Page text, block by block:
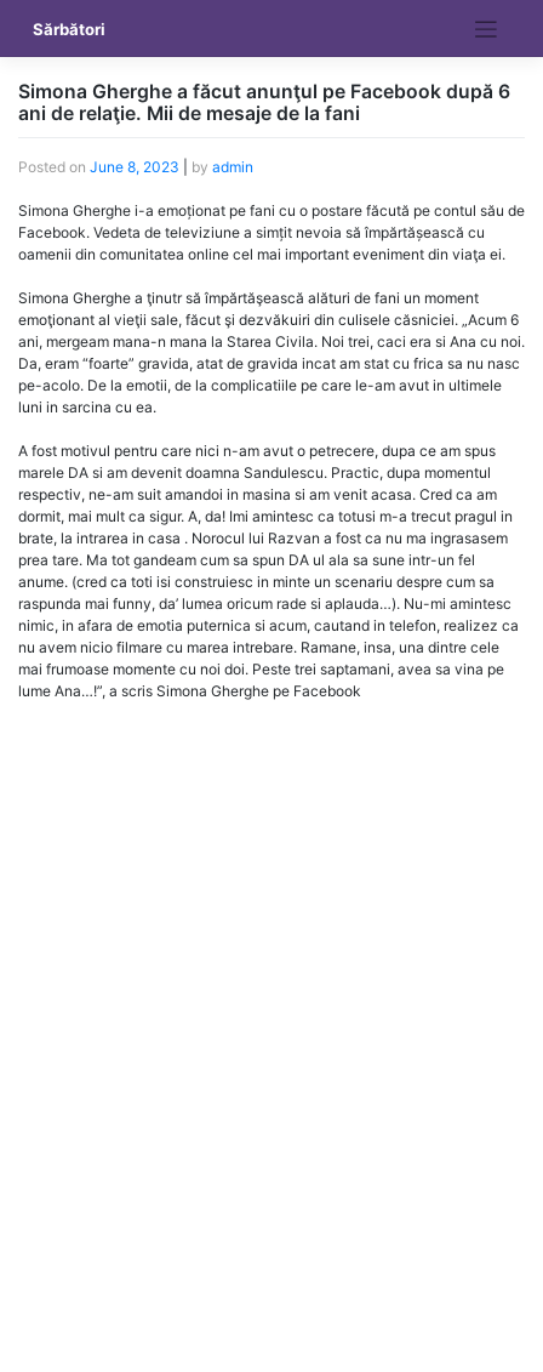
content
Sărbători
Simona Gherghe a făcut anunţul pe Facebook după 6
ani de relaţie. Mii de mesaje de la fani
Posted on June 8, 2023 by admin
Simona Gherghe i-a emoționat pe fani cu o postare făcută pe contul său de
Facebook. Vedeta de televiziune a simțit nevoia să împărtășească cu
oamenii din comunitatea online cel mai important eveniment din viaţa ei.
Simona Gherghe a ţinutr să împărtăşească alături de fani un moment
emoţionant al vieţii sale, făcut şi dezvăkuiri din culisele căsniciei. „Acum 6
ani, mergeam mana-n mana la Starea Civila. Noi trei, caci era si Ana cu noi.
Da, eram “foarte” gravida, atat de gravida incat am stat cu frica sa nu nasc
pe-acolo. De la emotii, de la complicatiile pe care le-am avut in ultimele
luni in sarcina cu ea.
A fost motivul pentru care nici n-am avut o petrecere, dupa ce am spus
marele DA si am devenit doamna Sandulescu. Practic, dupa momentul
respectiv, ne-am suit amandoi in masina si am venit acasa. Cred ca am
dormit, mai mult ca sigur. A, da! Imi amintesc ca totusi m-a trecut pragul in
brate, la intrarea in casa . Norocul lui Razvan a fost ca nu ma ingrasasem
prea tare. Ma tot gandeam cum sa spun DA ul ala sa sune intr-un fel
anume. (cred ca toti isi construiesc in minte un scenariu despre cum sa
raspunda mai funny, da’ lumea oricum rade si aplauda…). Nu-mi amintesc
nimic, in afara de emotia puternica si acum, cautand in telefon, realizez ca
nu avem nicio filmare cu marea intrebare. Ramane, insa, una dintre cele
mai frumoase momente cu noi doi. Peste trei saptamani, avea sa vina pe
lume Ana…!”, a scris Simona Gherghe pe Facebook